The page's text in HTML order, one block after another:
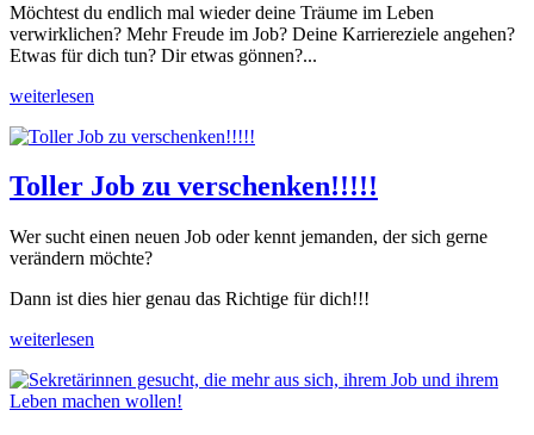
Möchtest du endlich mal wieder deine Träume im Leben
verwirklichen? Mehr Freude im Job? Deine Karriereziele angehen?
Etwas für dich tun? Dir etwas gönnen?...
weiterlesen
Toller Job zu verschenken!!!!!
Wer sucht einen neuen Job oder kennt jemanden, der sich gerne
verändern möchte?
Dann ist dies hier genau das Richtige für dich!!!
weiterlesen